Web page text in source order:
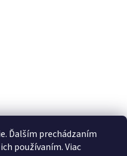
Ďalším prechádzaním
používaním. Viac
€0